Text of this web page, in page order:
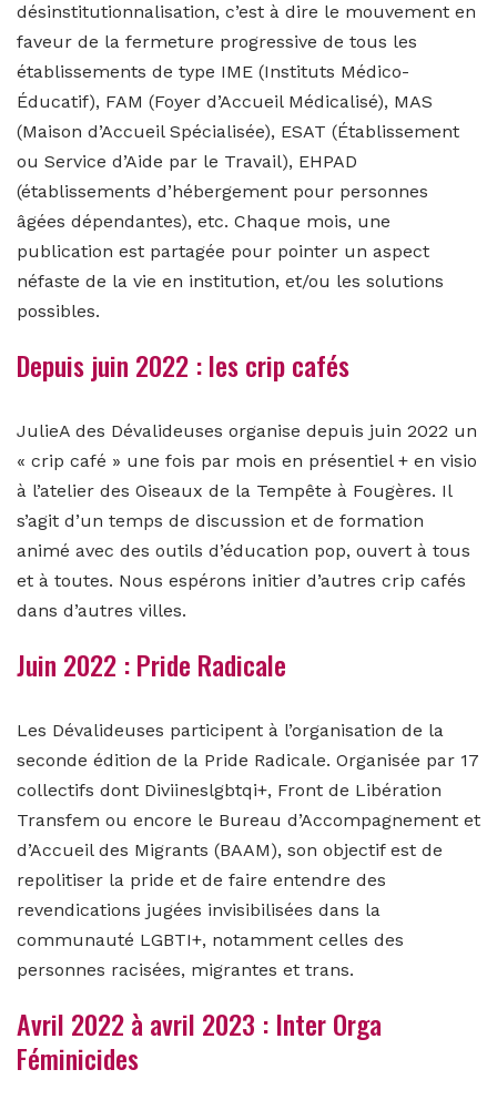
désinstitutionnalisation, c’est à dire le mouvement en
faveur de la fermeture progressive de tous les
établissements de type IME (Instituts Médico-
Éducatif), FAM (Foyer d’Accueil Médicalisé), MAS
(Maison d’Accueil Spécialisée), ESAT (Établissement
ou Service d’Aide par le Travail), EHPAD
(établissements d’hébergement pour personnes
âgées dépendantes), etc. Chaque mois, une
publication est partagée pour pointer un aspect
néfaste de la vie en institution, et/ou les solutions
possibles.
Depuis juin 2022 : les crip cafés
JulieA des Dévalideuses organise depuis juin 2022 un
« crip café » une fois par mois en présentiel + en visio
à l’atelier des Oiseaux de la Tempête à Fougères. Il
s’agit d’un temps de discussion et de formation
animé avec des outils d’éducation pop, ouvert à tous
et à toutes. Nous espérons initier d’autres crip cafés
dans d’autres villes.
Juin 2022 : Pride Radicale
Les Dévalideuses participent à l’organisation de la
seconde édition de la Pride Radicale. Organisée par 17
collectifs dont Diviineslgbtqi+, Front de Libération
Transfem ou encore le Bureau d’Accompagnement et
d’Accueil des Migrants (BAAM), son objectif est de
repolitiser la pride et de faire entendre des
revendications jugées invisibilisées dans la
communauté LGBTI+, notamment celles des
personnes racisées, migrantes et trans.
Avril 2022 à avril 2023 : Inter Orga
Féminicides